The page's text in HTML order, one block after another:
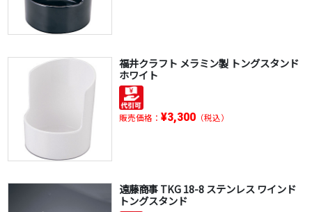
福井クラフト メラミン製 トングスタンド
ホワイト
販売価格： ¥3,300（税込）
遠藤商事 TKG 18-8 ステンレス ワインド
トングスタンド